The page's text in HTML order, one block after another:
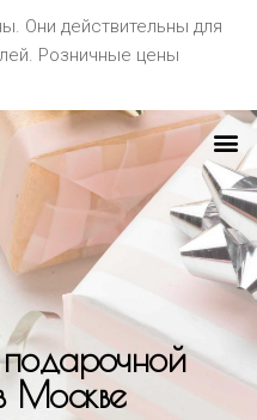
Они действительны для
Розничные цены
подарочной
Москве